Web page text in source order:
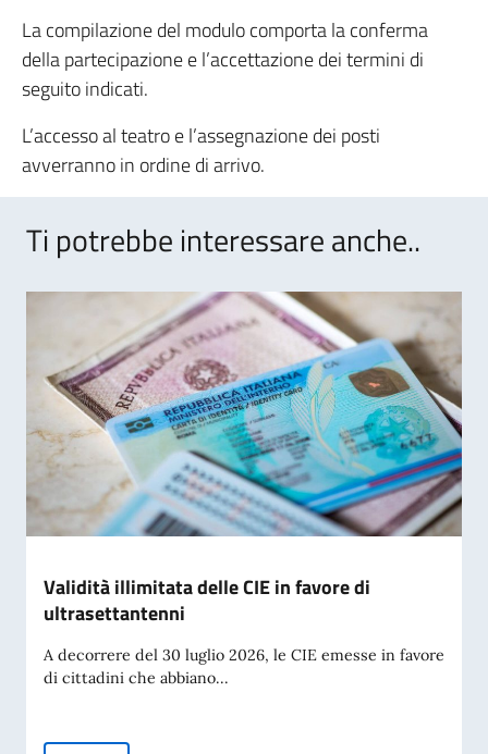
La compilazione del modulo comporta la conferma
della partecipazione e l’accettazione dei termini di
seguito indicati.
L’accesso al teatro e l’assegnazione dei posti
avverranno in ordine di arrivo.
Ti potrebbe interessare anche..
Validità illimitata delle CIE in favore di
ultrasettantenni
A decorrere del 30 luglio 2026, le CIE emesse in favore
di cittadini che abbiano...